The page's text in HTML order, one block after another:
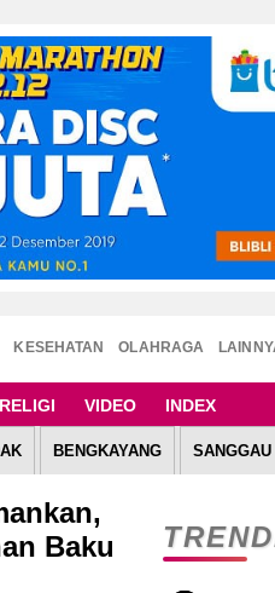
KESEHATAN OLAHRAGA
RELIGI VIDEO INDEX
BENGKAYANG SANGGAU
Baku